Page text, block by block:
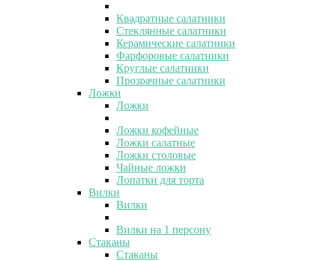
Квадратные салатники
Стеклянные салатники
Керамические салатники
Фарфоровые салатники
Круглые салатники
Прозрачные салатники
Ложки
Ложки
Ложки кофейные
Ложки салатные
Ложки столовые
Чайные ложки
Лопатки для торта
Вилки
Вилки
Вилки на 1 персону
Стаканы
Стаканы